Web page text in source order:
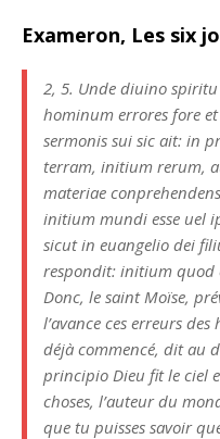
Exameron, Les six
2, 5. Unde diuino spiritu
hominum errores fore
sermonis sui sic ait: in
terram, initium rerum,
materiae
initium mundi esse uel
sicut in euangelio dei
respondit: initium quod
Donc, le saint Moïse,
l’avance ces erreurs
déjà commencé, dit au
principio Dieu fit le ciel
choses, l’auteur du
que tu puisses savoir